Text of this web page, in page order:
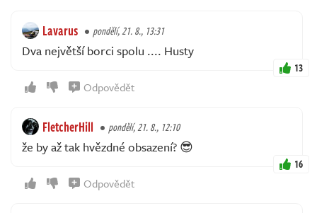
Lavarus pondělí, 21. 8., 13:31
Dva největší borci spolu .... Husty
13
Odpovědět
FletcherHill pondělí, 21. 8., 12:10
že by až tak hvězdné obsazení? 😎
16
Odpovědět